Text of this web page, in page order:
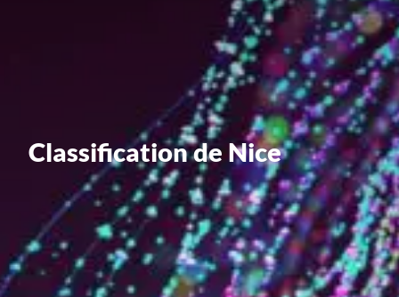
Valorisation
Douanes
RGPD
Formation
Histoire
De A à Z, ou presque
La différence
Classification de Nice